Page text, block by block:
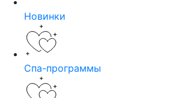
Новинки
Спа-программы